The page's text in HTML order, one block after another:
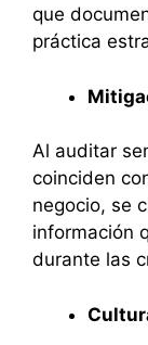
que
práctica
Al auditar
coinciden
negocio, se
información
durante las